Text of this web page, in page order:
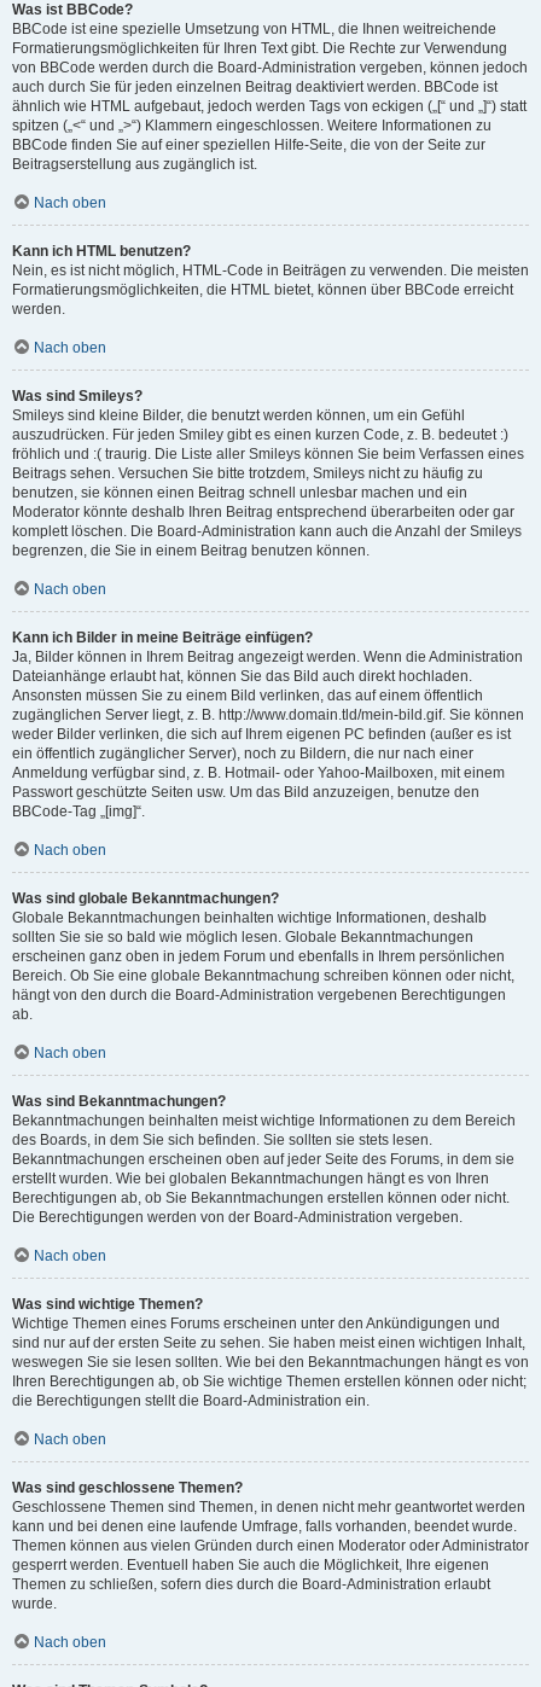
Was ist BBCode?
BBCode ist eine spezielle Umsetzung von HTML, die Ihnen weitreichende
Formatierungsmöglichkeiten für Ihren Text gibt. Die Rechte zur Verwendung
von BBCode werden durch die Board-Administration vergeben, können jedoch
auch durch Sie für jeden einzelnen Beitrag deaktiviert werden. BBCode ist
ähnlich wie HTML aufgebaut, jedoch werden Tags von eckigen („[“ und „]“) statt
spitzen („<“ und „>“) Klammern eingeschlossen. Weitere Informationen zu
BBCode finden Sie auf einer speziellen Hilfe-Seite, die von der Seite zur
Beitragserstellung aus zugänglich ist.
Nach oben
Kann ich HTML benutzen?
Nein, es ist nicht möglich, HTML-Code in Beiträgen zu verwenden. Die meisten
Formatierungsmöglichkeiten, die HTML bietet, können über BBCode erreicht
werden.
Nach oben
Was sind Smileys?
Smileys sind kleine Bilder, die benutzt werden können, um ein Gefühl
auszudrücken. Für jeden Smiley gibt es einen kurzen Code, z. B. bedeutet :)
fröhlich und :( traurig. Die Liste aller Smileys können Sie beim Verfassen eines
Beitrags sehen. Versuchen Sie bitte trotzdem, Smileys nicht zu häufig zu
benutzen, sie können einen Beitrag schnell unlesbar machen und ein
Moderator könnte deshalb Ihren Beitrag entsprechend überarbeiten oder gar
komplett löschen. Die Board-Administration kann auch die Anzahl der Smileys
begrenzen, die Sie in einem Beitrag benutzen können.
Nach oben
Kann ich Bilder in meine Beiträge einfügen?
Ja, Bilder können in Ihrem Beitrag angezeigt werden. Wenn die Administration
Dateianhänge erlaubt hat, können Sie das Bild auch direkt hochladen.
Ansonsten müssen Sie zu einem Bild verlinken, das auf einem öffentlich
zugänglichen Server liegt, z. B. http://www.domain.tld/mein-bild.gif. Sie können
weder Bilder verlinken, die sich auf Ihrem eigenen PC befinden (außer es ist
ein öffentlich zugänglicher Server), noch zu Bildern, die nur nach einer
Anmeldung verfügbar sind, z. B. Hotmail- oder Yahoo-Mailboxen, mit einem
Passwort geschützte Seiten usw. Um das Bild anzuzeigen, benutze den
BBCode-Tag „[img]“.
Nach oben
Was sind globale Bekanntmachungen?
Globale Bekanntmachungen beinhalten wichtige Informationen, deshalb
sollten Sie sie so bald wie möglich lesen. Globale Bekanntmachungen
erscheinen ganz oben in jedem Forum und ebenfalls in Ihrem persönlichen
Bereich. Ob Sie eine globale Bekanntmachung schreiben können oder nicht,
hängt von den durch die Board-Administration vergebenen Berechtigungen
ab.
Nach oben
Was sind Bekanntmachungen?
Bekanntmachungen beinhalten meist wichtige Informationen zu dem Bereich
des Boards, in dem Sie sich befinden. Sie sollten sie stets lesen.
Bekanntmachungen erscheinen oben auf jeder Seite des Forums, in dem sie
erstellt wurden. Wie bei globalen Bekanntmachungen hängt es von Ihren
Berechtigungen ab, ob Sie Bekanntmachungen erstellen können oder nicht.
Die Berechtigungen werden von der Board-Administration vergeben.
Nach oben
Was sind wichtige Themen?
Wichtige Themen eines Forums erscheinen unter den Ankündigungen und
sind nur auf der ersten Seite zu sehen. Sie haben meist einen wichtigen Inhalt,
weswegen Sie sie lesen sollten. Wie bei den Bekanntmachungen hängt es von
Ihren Berechtigungen ab, ob Sie wichtige Themen erstellen können oder nicht;
die Berechtigungen stellt die Board-Administration ein.
Nach oben
Was sind geschlossene Themen?
Geschlossene Themen sind Themen, in denen nicht mehr geantwortet werden
kann und bei denen eine laufende Umfrage, falls vorhanden, beendet wurde.
Themen können aus vielen Gründen durch einen Moderator oder Administrator
gesperrt werden. Eventuell haben Sie auch die Möglichkeit, Ihre eigenen
Themen zu schließen, sofern dies durch die Board-Administration erlaubt
wurde.
Nach oben